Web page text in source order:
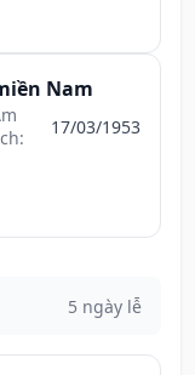
Nam
17/03/1953
5 ngày lễ